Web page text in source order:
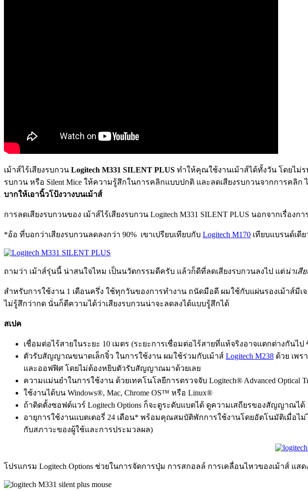
เม้าส์ไร้เสียงรบกวน Logitech M331 SILENT PLUS ทำให้คุณใช้งานเม้าส์ได้ทั้งวัน โดยไม่
รบกวน หรือ Silent Mice ให้ความรู้สึกในการคลิกแบบปกติ และลดเสียงรบกวนจากการคลิก
บากให้เอานิ้วโป้งวางบนเม้าส์
การลดเสียงรบกวนของ เม้าส์ไร้เสียงรบกวน Logitech M331 SILENT PLUS นอกจากเรื่
*อ้อ ที่บอกว่าเสียงรบกวนลดลงกว่า 90% เขาเปรียบเทียบกับ Logitech M170 เทียบแบรนด์เดี
ถามว่า เม้าส์รุ่นนี้ น่าสนใจไหม เป็นนวัตกรรมดีครับ แล้วก็ดีที่ลดเสียงรบกวนลงไป แต่น่าเสี
สำหรับการใช้งาน 1 เดือนครึ่ง ใช้ทุกวันของการทำงาน ถนัดมือดี ผมใช้กับแผ่นรองเม้าส์มี
ไม่รู้สึกว่ากด นั่นก็ตีความได้ว่าเสียงรบกวนน่าจะลดลงได้แบบรู้สึกได้
สเปค
เชื่อมต่อไร้สายในระยะ 10 เมตร (ระยะการเชื่อมต่อไร้สายที่แท้จริงอาจแตกต่างกัน
ตัวรับสัญญาณขนาดเล็กจิ๋ว ในการใช้งาน ผมใช้ร่วมกับเม้าส์ Logitech M238 ด้วย เพ
และออฟฟิศ โดยไม่ต้องหยิบตัวรับสัญญาณมาด้วยเลย
ความแม่นยำในการใช้งาน ด้วยเทคโนโลยีการตรวจจับ Logitech® Advanced
ใช้งานได้บน Windows®, Mac, Chrome OS™ หรือ Linux®
ถ้าติดตั้งซอฟต์แวร์ Logitech Options ก็จะดูระดับแบตได้ ดูความเสถียรของสัญญาณได้
อายุการใช้งานแบตเตอรี่ 24 เดือน* พร้อมคุณสมบัติพักการใช้งานโดยอัตโนมัติเมื่อไ
กับสภาวะของผู้ใช้และการประมวลผล)
โปรแกรม Logitech Options ช่วยในการจัดการปุ่ม การสกอลล์ การเคลื่อนไหวของเม้าส์ แ